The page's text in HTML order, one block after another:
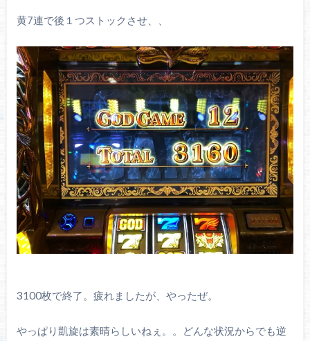
黄7連で後１つストックさせ、、
3100枚で終了。疲れましたが、やったぜ。
やっぱり凱旋は素晴らしいねぇ。。どんな状況からでも逆